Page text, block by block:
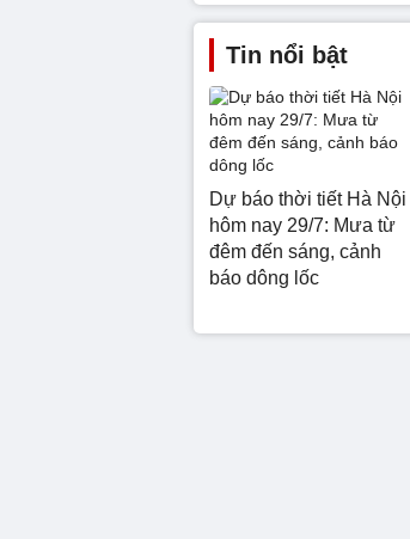
Tin nổi bật
Dự báo thời tiết Hà Nội
hôm nay 29/7: Mưa từ
đêm đến sáng, cảnh
báo dông lốc